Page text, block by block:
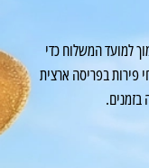
המשלוח כדי
בפריסה ארצית